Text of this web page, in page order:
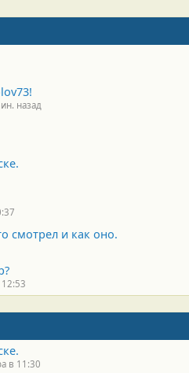
назад
смотрел и как оно.
в 11:30